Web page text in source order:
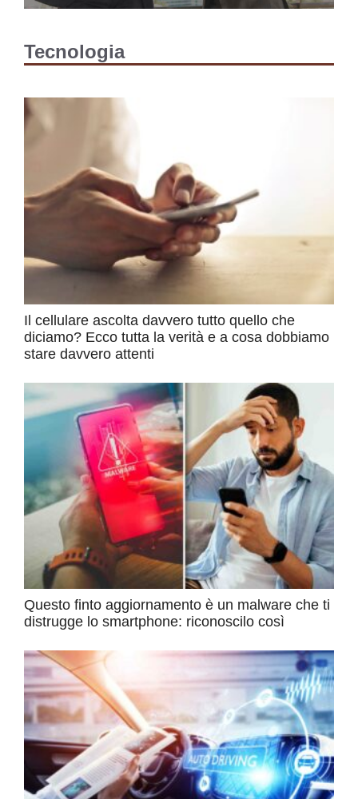
Tecnologia
Il cellulare ascolta davvero tutto quello che
diciamo? Ecco tutta la verità e a cosa dobbiamo
stare davvero attenti
Questo finto aggiornamento è un malware che ti
distrugge lo smartphone: riconoscilo così